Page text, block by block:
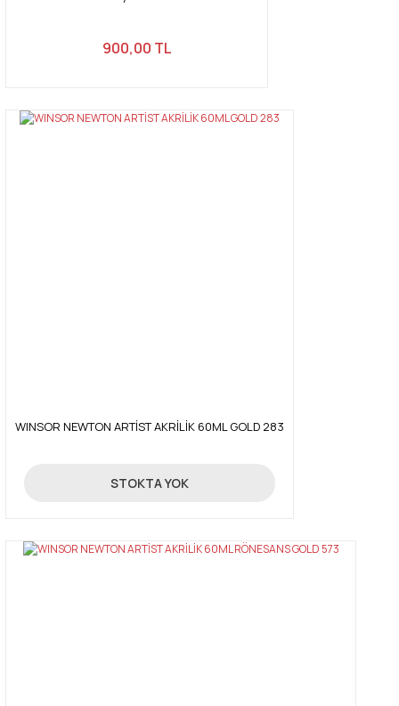
900,00 TL
WINSOR NEWTON ARTİST AKRİLİK 60ML GOLD 283
359,00 TL
STOKTA YOK